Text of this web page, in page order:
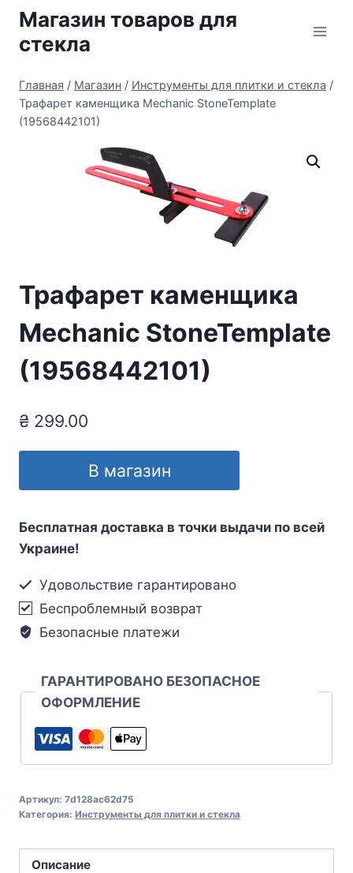
Перейти
содержимому
Магазин товаров для
стекла
Главная / Магазин / Инструменты для плитки и стекла /
Трафарет каменщика Mechanic StoneTemplate
(19568442101)
Трафарет каменщика
Mechanic StoneTemplate
(19568442101)
₴ 299.00
В магазин
Бесплатная доставка в точки выдачи по всей
Украине!
Удовольствие гарантировано
Беспроблемный возврат
Безопасные платежи
ГАРАНТИРОВАНО БЕЗОПАСНОЕ
ОФОРМЛЕНИЕ
Артикул: 7d128ac62d75
Категория: Инструменты для плитки и стекла
Описание